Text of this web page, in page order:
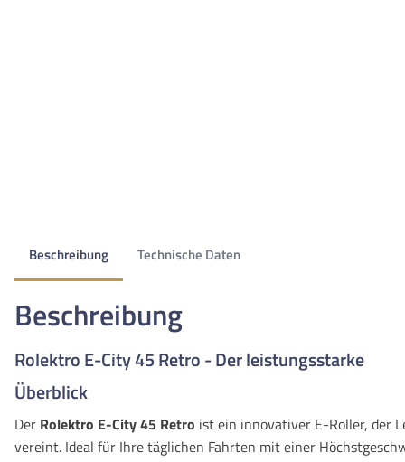
Beschreibung Technische Daten
Beschreibung
Rolektro E-City 45 Retro - Der leistungsstarke
Überblick
Der Rolektro E-City 45 Retro ist ein innovativer E-Roller, der
vereint. Ideal für Ihre täglichen Fahrten mit einer